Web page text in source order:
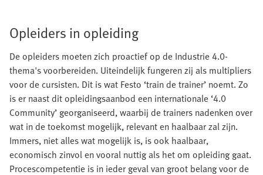
Opleiders in opleiding
De opleiders moeten zich proactief op de Industrie 4.0-
thema's voorbereiden. Uiteindelijk fungeren zij als multipliers
voor de cursisten. Dit is wat Festo ‘train de trainer’ noemt. Zo
is er naast dit opleidingsaanbod een internationale ‘4.0
Community’ georganiseerd, waarbij de trainers nadenken over
wat in de toekomst mogelijk, relevant en haalbaar zal zijn.
Immers, niet alles wat mogelijk is, is ook haalbaar,
economisch zinvol en vooral nuttig als het om opleiding gaat.
Procescompetentie is in ieder geval van groot belang voor de